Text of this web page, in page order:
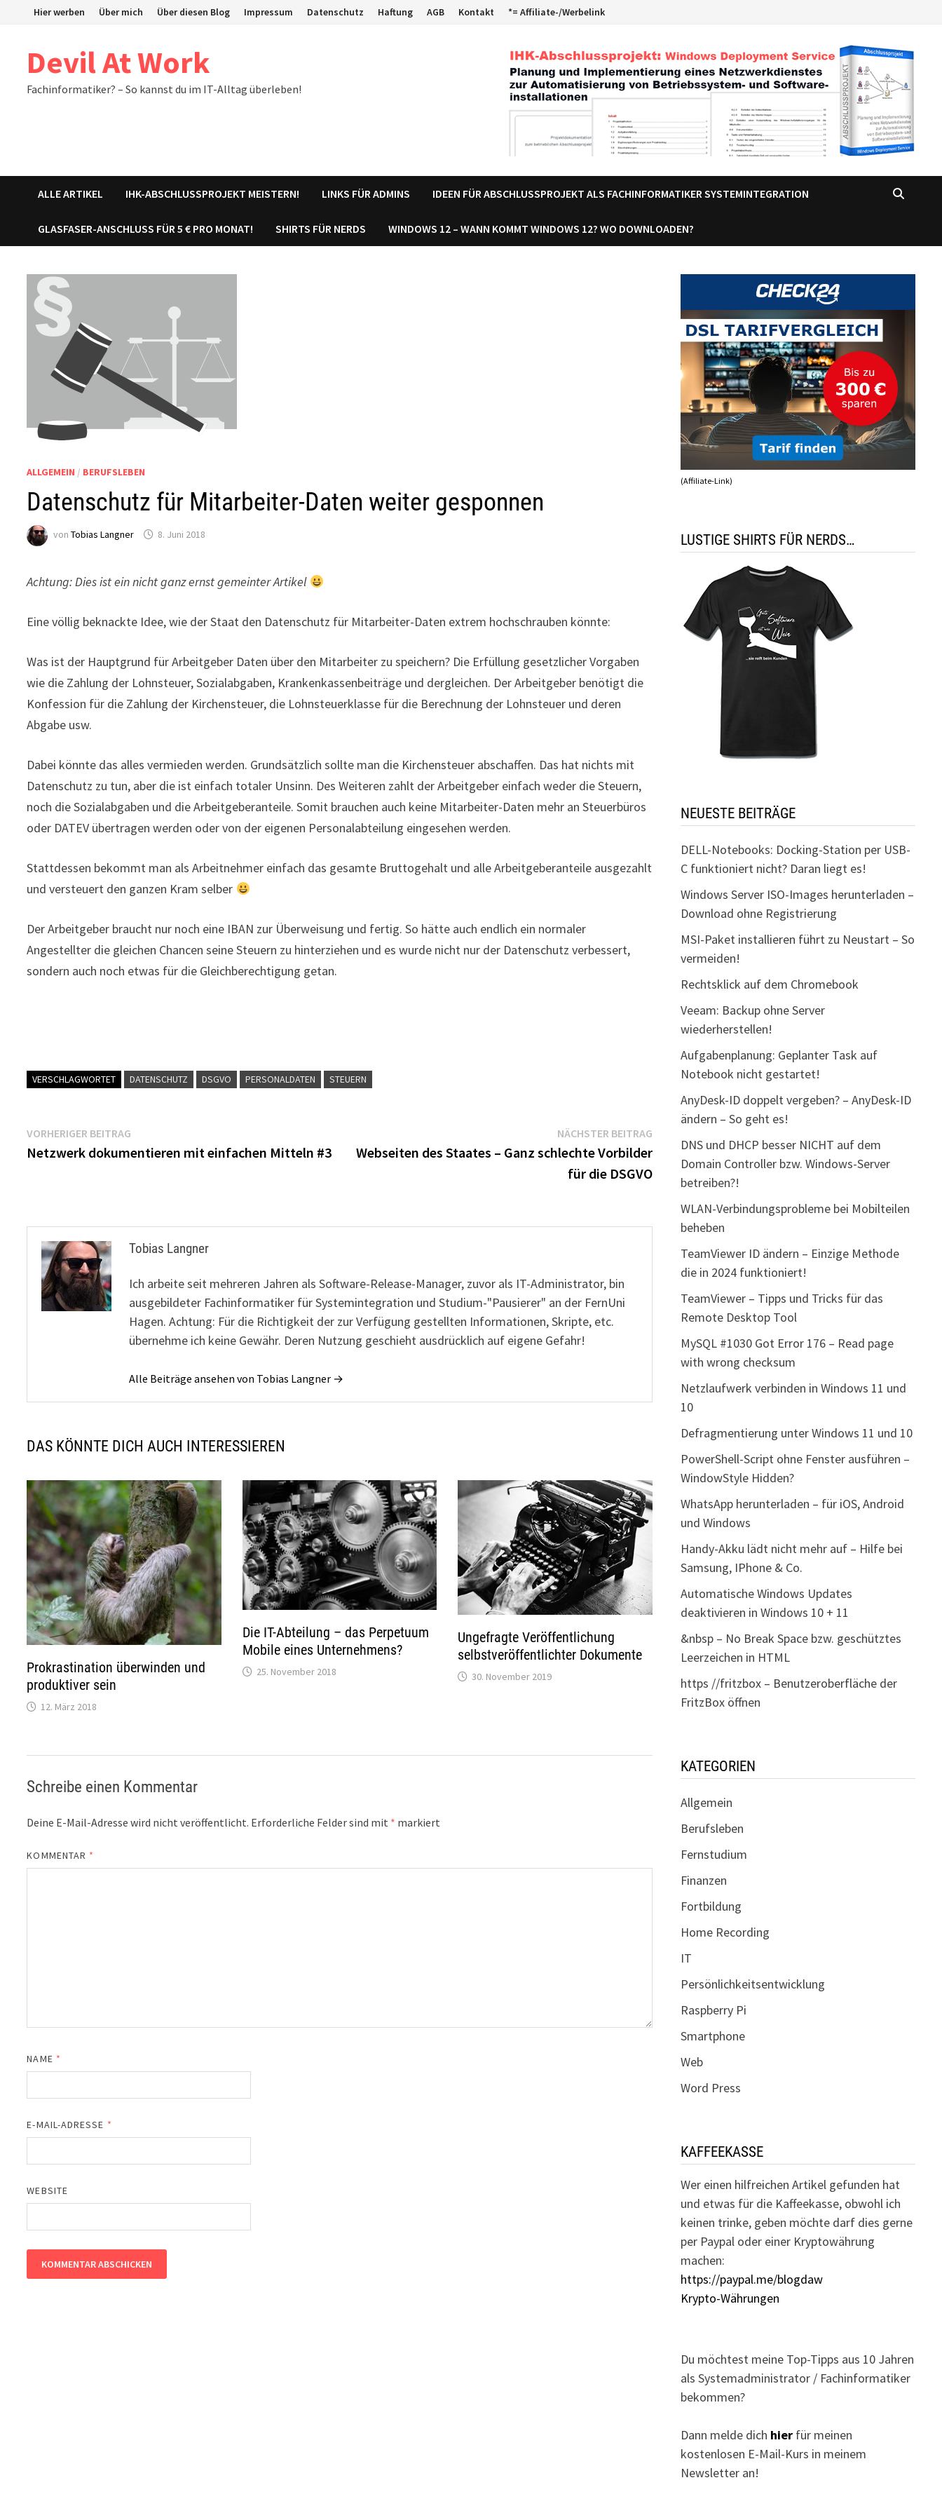
Hier werben Über mich Über diesen Blog Impressum Datenschutz Haftung AGB Kontakt *= Affiliate-/Werbelink
Devil At Work
Fachinformatiker? – So kannst du im IT-Alltag überleben!
ALLE ARTIKEL IHK-ABSCHLUSSPROJEKT MEISTERN! LINKS FÜR ADMINS IDEEN FÜR ABSCHLUSSPROJEKT ALS FACHINFORMATIKER SYSTEMINTEGRATION
GLASFASER-ANSCHLUSS FÜR 5 € PRO MONAT! SHIRTS FÜR NERDS WINDOWS 12 – WANN KOMMT WINDOWS 12? WO DOWNLOADEN?
ALLGEMEIN / BERUFSLEBEN
Datenschutz für Mitarbeiter-Daten weiter gesponnen
vonTobias Langner 8. Juni 2018
Achtung: Dies ist ein nicht ganz ernst gemeinter Artikel
Eine völlig beknackte Idee, wie der Staat den Datenschutz für Mitarbeiter-Daten extrem hochschrauben könnte:
Was ist der Hauptgrund für Arbeitgeber Daten über den Mitarbeiter zu speichern? Die Erfüllung gesetzlicher Vorgaben
wie die Zahlung der Lohnsteuer, Sozialabgaben, Krankenkassenbeiträge und dergleichen. Der Arbeitgeber benötigt die
Konfession für die Zahlung der Kirchensteuer, die Lohnsteuerklasse für die Berechnung der Lohnsteuer und deren
Abgabe usw.
Dabei könnte das alles vermieden werden. Grundsätzlich sollte man die Kirchensteuer abschaffen. Das hat nichts mit
Datenschutz zu tun, aber die ist einfach totaler Unsinn. Des Weiteren zahlt der Arbeitgeber einfach weder die Steuern,
noch die Sozialabgaben und die Arbeitgeberanteile. Somit brauchen auch keine Mitarbeiter-Daten mehr an Steuerbüros
oder DATEV übertragen werden oder von der eigenen Personalabteilung eingesehen werden.
Stattdessen bekommt man als Arbeitnehmer einfach das gesamte Bruttogehalt und alle Arbeitgeberanteile ausgezahlt
und versteuert den ganzen Kram selber
Der Arbeitgeber braucht nur noch eine IBAN zur Überweisung und fertig. So hätte auch endlich ein normaler
Angestellter die gleichen Chancen seine Steuern zu hinterziehen und es wurde nicht nur der Datenschutz verbessert,
sondern auch noch etwas für die Gleichberechtigung getan.
VERSCHLAGWORTET DATENSCHUTZ DSGVO PERSONALDATEN STEUERN
Beitragsnavigation
VORHERIGER BEITRAG
Beitrag:
Netzwerk dokumentieren mit einfachen Mitteln #3
NÄCHSTER BEITRAGNächster
Beitrag:
Webseiten des Staates – Ganz schlechte Vorbilder
für die DSGVO
Tobias Langner
Ich arbeite seit mehreren Jahren als Software-Release-Manager, zuvor als IT-Administrator, bin
ausgebildeter Fachinformatiker für Systemintegration und Studium-"Pausierer" an der FernUni
Hagen. Achtung: Für die Richtigkeit der zur Verfügung gestellten Informationen, Skripte, etc.
übernehme ich keine Gewähr. Deren Nutzung geschieht ausdrücklich auf eigene Gefahr!
Alle Beiträge ansehen von Tobias Langner →
DAS KÖNNTE DICH AUCH INTERESSIEREN
Prokrastination überwinden und
produktiver sein
12. März 2018
Die IT-Abteilung – das Perpetuum
Mobile eines Unternehmens?
25. November 2018
Ungefragte Veröffentlichung
selbstveröffentlichter Dokumente
30. November 2019
Schreibe einen Kommentar
Deine E-Mail-Adresse wird nicht veröffentlicht. Erforderliche Felder sind mit * markiert
KOMMENTAR *
NAME *
E-MAIL-ADRESSE *
WEBSITE
(Affiliate-Link)
LUSTIGE SHIRTS FÜR NERDS…
NEUESTE BEITRÄGE
DELL-Notebooks: Docking-Station per USB-
C funktioniert nicht? Daran liegt es!
Windows Server ISO-Images herunterladen –
Download ohne Registrierung
MSI-Paket installieren führt zu Neustart – So
vermeiden!
Rechtsklick auf dem Chromebook
Veeam: Backup ohne Server
wiederherstellen!
Aufgabenplanung: Geplanter Task auf
Notebook nicht gestartet!
AnyDesk-ID doppelt vergeben? – AnyDesk-ID
ändern – So geht es!
DNS und DHCP besser NICHT auf dem
Domain Controller bzw. Windows-Server
betreiben?!
WLAN-Verbindungsprobleme bei Mobilteilen
beheben
TeamViewer ID ändern – Einzige Methode
die in 2024 funktioniert!
TeamViewer – Tipps und Tricks für das
Remote Desktop Tool
MySQL #1030 Got Error 176 – Read page
with wrong checksum
Netzlaufwerk verbinden in Windows 11 und
10
Defragmentierung unter Windows 11 und 10
PowerShell-Script ohne Fenster ausführen –
WindowStyle Hidden?
WhatsApp herunterladen – für iOS, Android
und Windows
Handy-Akku lädt nicht mehr auf – Hilfe bei
Samsung, IPhone & Co.
Automatische Windows Updates
deaktivieren in Windows 10 + 11
&nbsp – No Break Space bzw. geschütztes
Leerzeichen in HTML
https //fritzbox – Benutzeroberfläche der
FritzBox öffnen
KATEGORIEN
Allgemein
Berufsleben
Fernstudium
Finanzen
Fortbildung
Home Recording
IT
Persönlichkeitsentwicklung
Raspberry Pi
Smartphone
Web
Word Press
KAFFEEKASSE
Wer einen hilfreichen Artikel gefunden hat
und etwas für die Kaffeekasse, obwohl ich
keinen trinke, geben möchte darf dies gerne
per Paypal oder einer Kryptowährung
machen:
https://paypal.me/blogdaw
Krypto-Währungen
Du möchtest meine Top-Tipps aus 10 Jahren
als Systemadministrator / Fachinformatiker
bekommen?
Dann melde dich hierfür meinen
kostenlosen E-Mail-Kurs in meinem
Newsletter an!